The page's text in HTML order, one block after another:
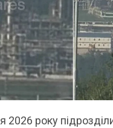
2026 року